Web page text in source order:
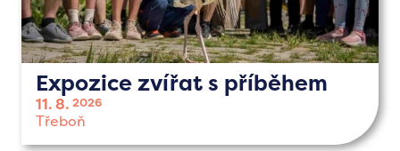
Expozice zvířat s příběhem
11. 8. 2026
Třeboň